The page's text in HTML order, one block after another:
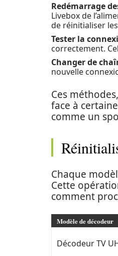
Redémarrage
Livebox de
de réinitialiser
Tester la
correctement.
Changer de
nouvelle
Ces
face à
comme un
Chaque
Cette
comment
Modèle de décodeur
Décodeur TV